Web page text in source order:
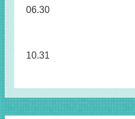
06.30
10.31